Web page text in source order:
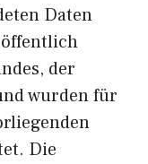
Daten
der
wurden für
Die